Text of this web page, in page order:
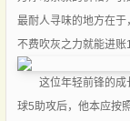
最耐人寻味的地方在于
不费吹灰之力就能进账
这位年轻前锋的成
球5助攻后，他本应按